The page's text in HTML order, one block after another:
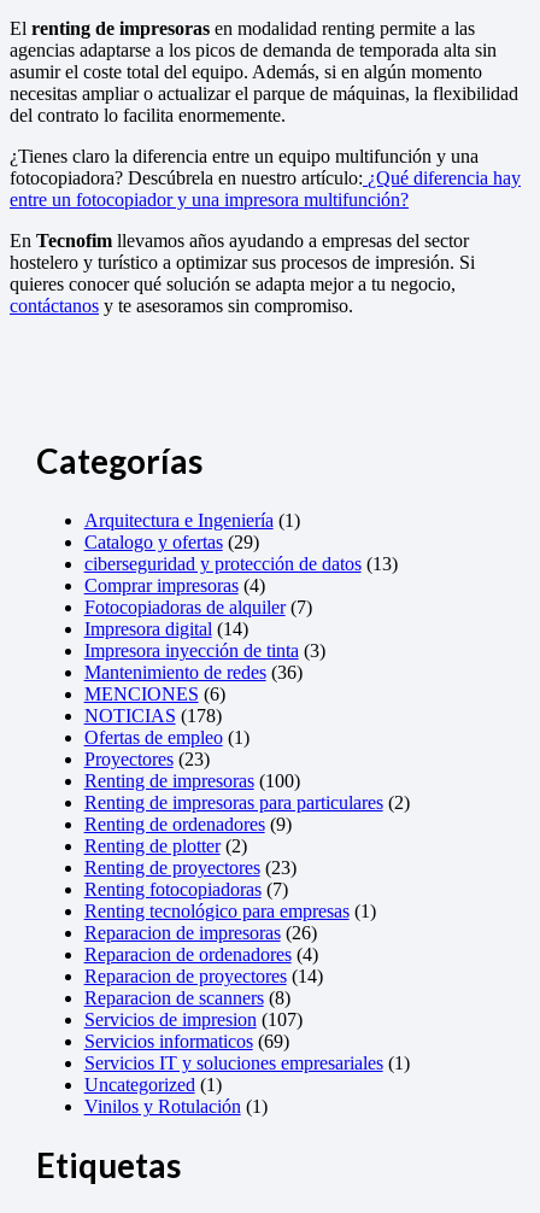
El renting de impresoras en modalidad renting permite a las
agencias adaptarse a los picos de demanda de temporada alta sin
asumir el coste total del equipo. Además, si en algún momento
necesitas ampliar o actualizar el parque de máquinas, la flexibilidad
del contrato lo facilita enormemente.
¿Tienes claro la diferencia entre un equipo multifunción y una
fotocopiadora? Descúbrela en nuestro artículo: ¿Qué diferencia hay
entre un fotocopiador y una impresora multifunción?
En Tecnofim llevamos años ayudando a empresas del sector
hostelero y turístico a optimizar sus procesos de impresión. Si
quieres conocer qué solución se adapta mejor a tu negocio,
contáctanos y te asesoramos sin compromiso.
Categorías
Arquitectura e Ingeniería (1)
Catalogo y ofertas(29)
ciberseguridad y protección de datos(13)
Comprar impresoras(4)
Fotocopiadoras de alquiler(7)
Impresora digital (14)
Impresora inyección de tinta (3)
Mantenimiento de redes(36)
MENCIONES (6)
NOTICIAS (178)
Ofertas de empleo(1)
Proyectores(23)
Renting de impresoras(100)
Renting de impresoras para particulares(2)
Renting de ordenadores(9)
Renting de plotter(2)
Renting de proyectores(23)
Renting fotocopiadoras(7)
Renting tecnológico para empresas(1)
Reparacion de impresoras(26)
Reparacion de ordenadores(4)
Reparacion de proyectores(14)
Reparacion de scanners(8)
Servicios de impresion (107)
Servicios informaticos(69)
Servicios IT y soluciones empresariales(1)
Uncategorized (1)
Vinilos y Rotulación (1)
Etiquetas